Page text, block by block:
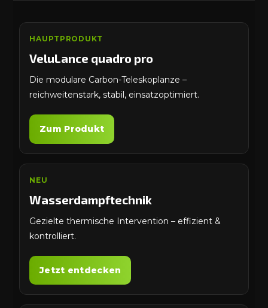
HAUPTPRODUKT
VeluLance quadro pro
Die modulare Carbon-Teleskoplanze –
reichweitenstark, stabil, einsatzoptimiert.
Zum Produkt
NEU
Wasserdampftechnik
Gezielte thermische Intervention – effizient &
kontrolliert.
Jetzt entdecken